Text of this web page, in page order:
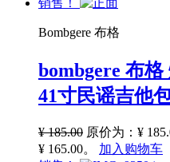
销售！
Bombgere 布格
bombgere 布
41寸民谣吉他
¥185.00 原价为：¥
¥ 165.00。
加入购物车